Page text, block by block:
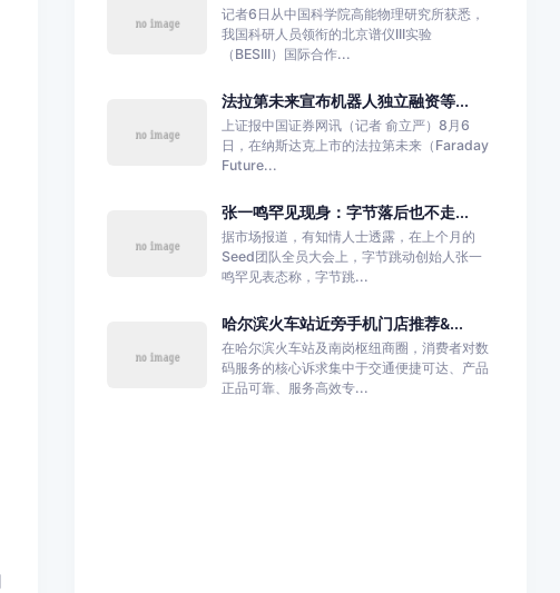
记者6日从中国科学院高能物理研究所获悉，
我国科研人员领衔的北京谱仪III实验
（BESIII）国际合作...
法拉第未来宣布机器人独立融资等...
上证报中国证券网讯（记者 俞立严）8月6
日，在纳斯达克上市的法拉第未来（Faraday
Future...
张一鸣罕见现身：字节落后也不走...
据市场报道，有知情人士透露，在上个月的
Seed团队全员大会上，字节跳动创始人张一
鸣罕见表态称，字节跳...
哈尔滨火车站近旁手机门店推荐&...
在哈尔滨火车站及南岗枢纽商圈，消费者对数
码服务的核心诉求集中于交通便捷可达、产品
正品可靠、服务高效专...